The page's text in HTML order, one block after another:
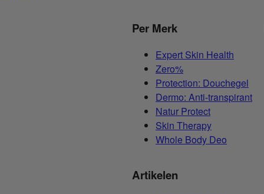
Per Merk
Expert Skin Health
Zero%
Protection: Douchegel
Dermo: Anti-transpirant
Natur Protect
Skin Therapy
Whole Body Deo
Artikelen